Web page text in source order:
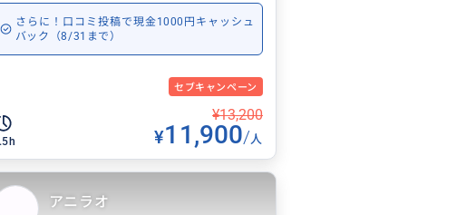
さらに！口コミ投稿で現金1000円キャッシュ
バック（8/31まで）
セブキャンペーン
¥13,200
¥11,900/人
アニラオ